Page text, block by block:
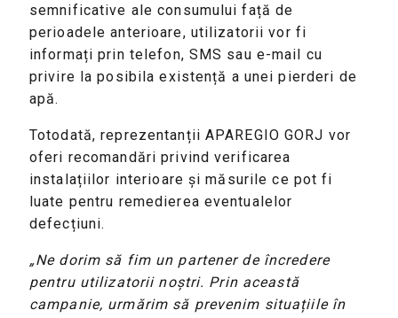
semnificative ale consumului față de
perioadele anterioare, utilizatorii vor fi
informați prin telefon, SMS sau e-mail cu
privire la posibila existență a unei pierderi de
apă.
Totodată, reprezentanții APAREGIO GORJ vor
oferi recomandări privind verificarea
instalațiilor interioare și măsurile ce pot fi
luate pentru remedierea eventualelor
defecțiuni.
„Ne dorim să fim un partener de încredere
pentru utilizatorii noștri. Prin această
campanie, urmărim să prevenim situațiile în